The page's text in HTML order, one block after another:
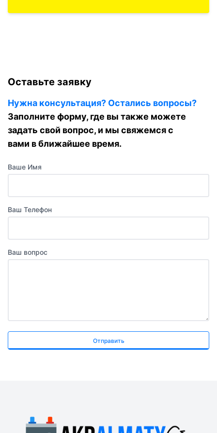
Оставьте заявку
Нужна консультация? Остались вопросы?
Заполните форму, где вы также можете
задать свой вопрос, и мы свяжемся с
вами в ближайшее время.
Ваше Имя
Ваш Телефон
Ваш вопрос
Отправить